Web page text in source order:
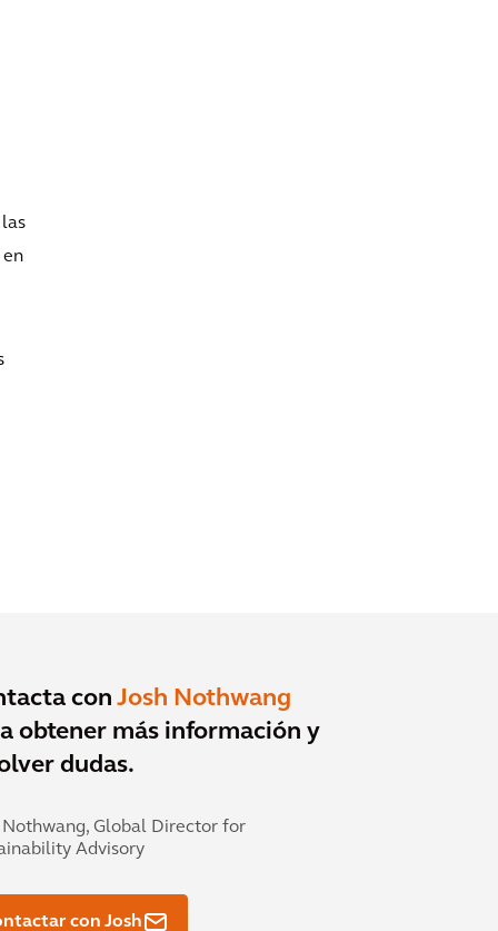
en
con Josh Nothwang
obtener más información y
dudas.
Nothwang, Global Director for
Advisory
con Josh